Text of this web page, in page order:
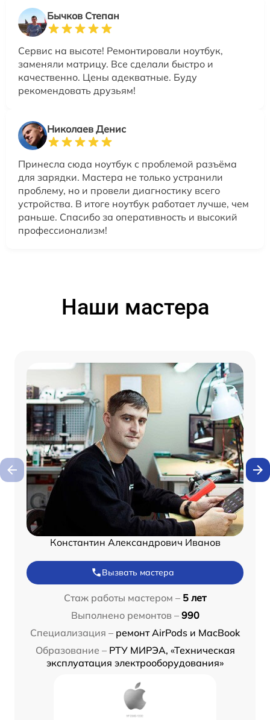
Бычков Степан
Сервис на высоте! Ремонтировали ноутбук,
заменяли матрицу. Все сделали быстро и
качественно. Цены адекватные. Буду
рекомендовать друзьям!
Николаев Денис
Принесла сюда ноутбук с проблемой разъёма
для зарядки. Мастера не только устранили
проблему, но и провели диагностику всего
устройства. В итоге ноутбук работает лучше, чем
раньше. Спасибо за оперативность и высокий
профессионализм!
Наши мастера
Константин Александрович Иванов
Вызвать мастера
Стаж работы мастером – 5 лет
Выполнено ремонтов – 990
Специализация – ремонт AirPods и MacBook
Образование – РТУ МИРЭА, «Техническая
эксплуатация электрооборудования»